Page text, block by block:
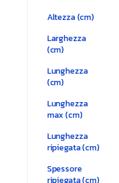
Altezza (cm)
Larghezza
(cm)
Lunghezza
(cm)
Lunghezza
max (cm)
Lunghezza
ripiegata (cm)
Spessore
ripiegata (cm)